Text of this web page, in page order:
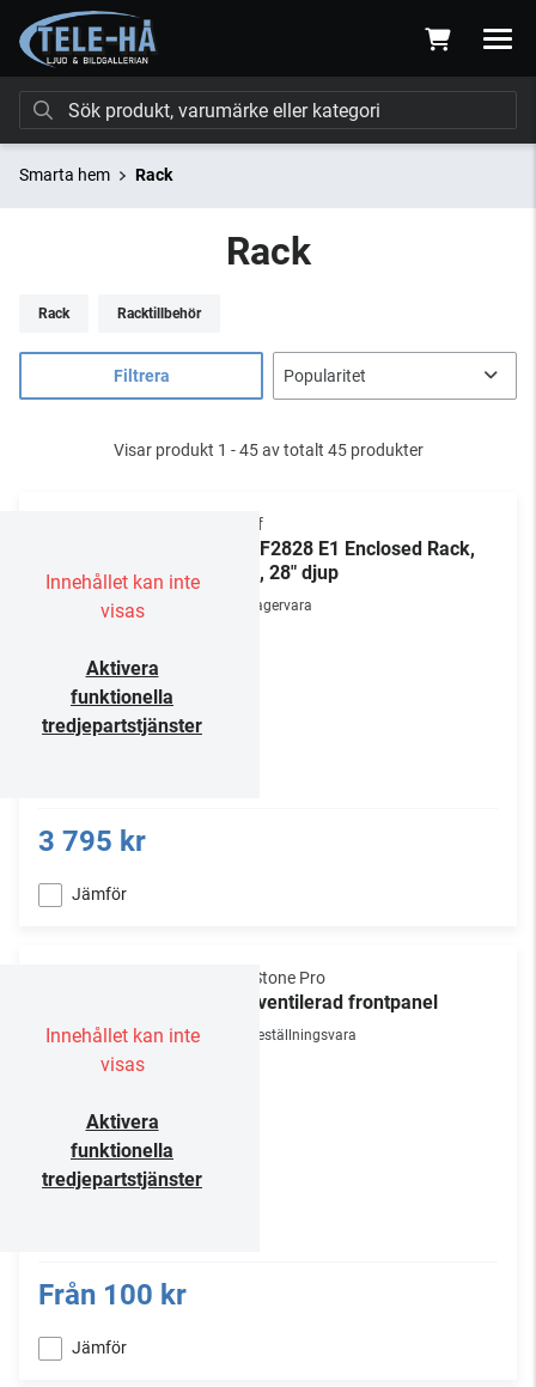
Smarta hem Rack
Rack
Rack Racktillbehör
Filtrera
Visar produkt 1 - 45 av totalt 45 produkter
Innehållet kan inte
visas
Aktivera
funktionella
tredjepartstjänster
Chief
NE1F2828 E1 Enclosed Rack,
28U, 28" djup
Lagervara
3 795 kr
Jämför
Innehållet kan inte
visas
Aktivera
funktionella
tredjepartstjänster
NorStone Pro
19" ventilerad frontpanel
Beställningsvara
Från 100 kr
Jämför